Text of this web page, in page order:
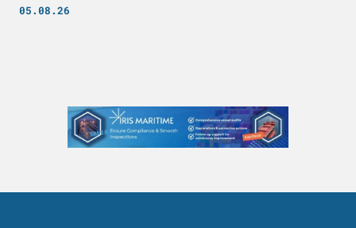
05.08.26